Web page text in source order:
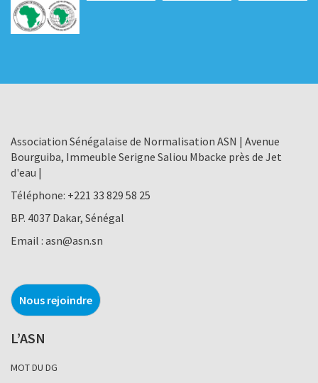
Association Sénégalaise de Normalisation ASN | Avenue
Bourguiba, Immeuble Serigne Saliou Mbacke près de Jet
d'eau |
Téléphone: +221 33 829 58 25
BP. 4037 Dakar, Sénégal
Email : asn@asn.sn
Nous rejoindre
L’ASN
MOT DU DG